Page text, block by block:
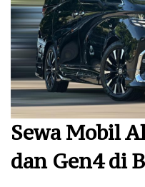
Sewa Mobil
dan Gen4 di